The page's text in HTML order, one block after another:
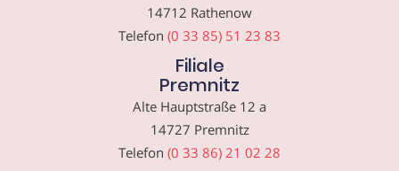
14712 Rathenow
Telefon (0 33 85) 51 23 83
Filiale
Premnitz
Alte Hauptstraße 12 a
14727 Premnitz
Telefon (0 33 86) 21 02 28